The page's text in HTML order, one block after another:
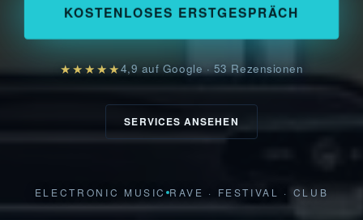
KOSTENLOSES ERSTGESPRÄCH
★★★★★4,9 auf Google · 53 Rezensionen
SERVICES ANSEHEN
ELECTRONIC MUSIC RAVE · FESTIVAL · CLUB